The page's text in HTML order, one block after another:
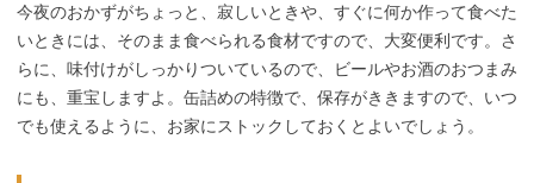
今夜のおかずがちょっと、寂しいときや、すぐに何か作って食べた
いときには、そのまま食べられる食材ですので、大変便利です。さ
らに、味付けがしっかりついているので、ビールやお酒のおつまみ
にも、重宝しますよ。缶詰めの特徴で、保存がききますので、いつ
でも使えるように、お家にストックしておくとよいでしょう。